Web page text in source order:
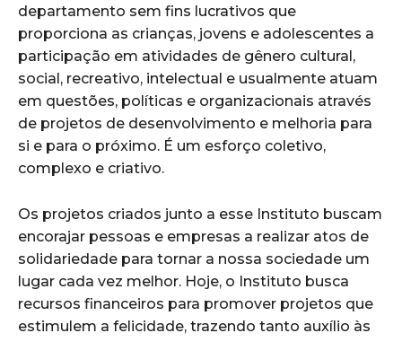
departamento sem fins lucrativos que
proporciona as crianças, jovens e adolescentes a
participação em atividades de gênero cultural,
social, recreativo, intelectual e usualmente atuam
em questões, políticas e organizacionais através
de projetos de desenvolvimento e melhoria para
si e para o próximo. É um esforço coletivo,
complexo e criativo.
Os projetos criados junto a esse Instituto buscam
encorajar pessoas e empresas a realizar atos de
solidariedade para tornar a nossa sociedade um
lugar cada vez melhor. Hoje, o Instituto busca
recursos financeiros para promover projetos que
estimulem a felicidade, trazendo tanto auxílio às